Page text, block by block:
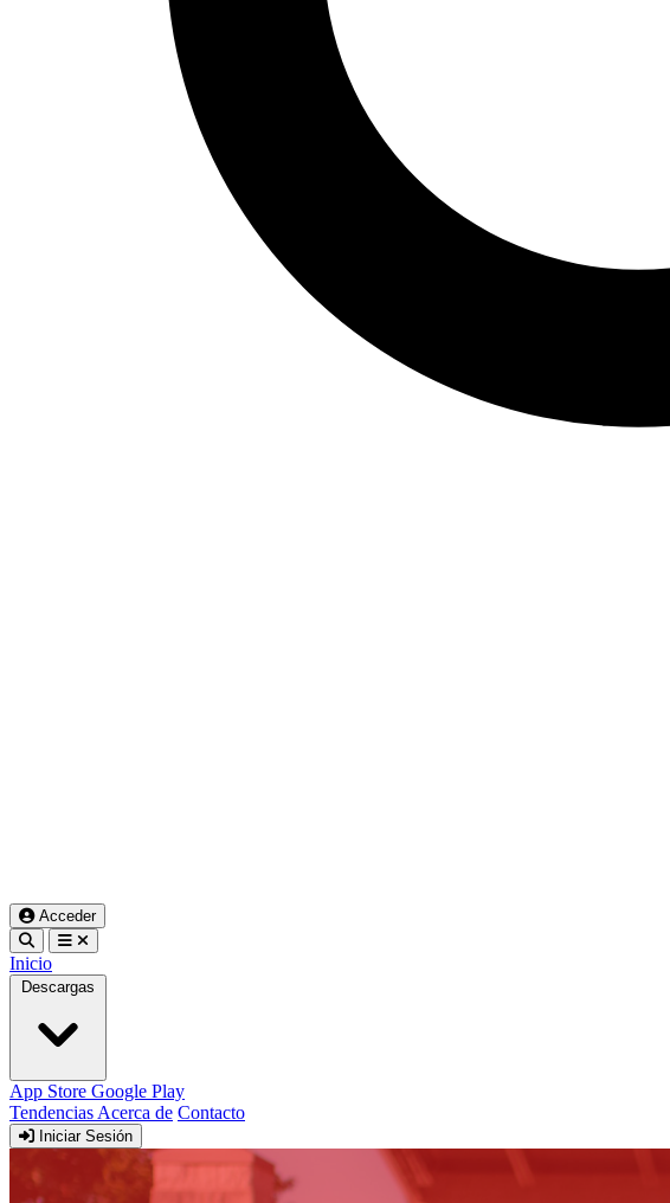
Acceder
Inicio
Descargas
App Store Google Play
Tendencias Acerca de Contacto
Iniciar Sesión